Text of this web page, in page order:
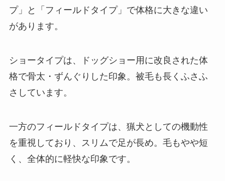
プ」と「フィールドタイプ」で体格に大きな違い
があります。
ショータイプは、ドッグショー用に改良された体
格で骨太・ずんぐりした印象。被毛も長くふさふ
さしています。
一方のフィールドタイプは、猟犬としての機動性
を重視しており、スリムで足が長め。毛もやや短
く、全体的に軽快な印象です。